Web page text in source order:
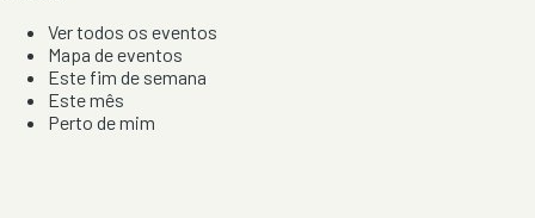
Ver todos os eventos
Mapa de eventos
Este fim de semana
Este mês
Perto de mim